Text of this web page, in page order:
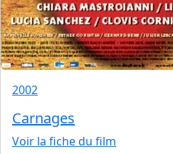
2002
Carnages
Voir la fiche du film